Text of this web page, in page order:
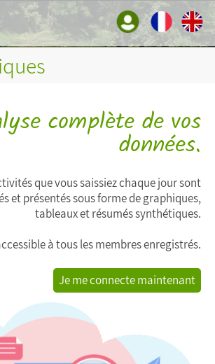
complète de vos
données.
que vous saissiez chaque jour sont
et présentés sous forme de graphiques,
tableaux et résumés synthétiques.
à tous les membres enregistrés.
Je me connecte maintenant